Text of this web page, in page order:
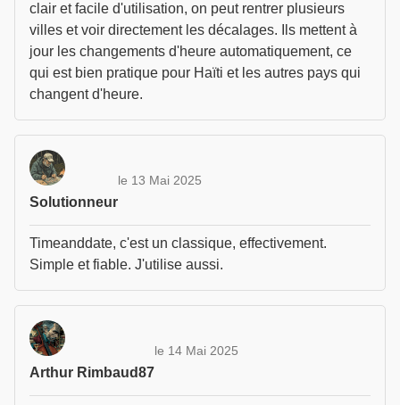
clair et facile d'utilisation, on peut rentrer plusieurs
villes et voir directement les décalages. Ils mettent à
jour les changements d'heure automatiquement, ce
qui est bien pratique pour Haïti et les autres pays qui
changent d'heure.
Solutionneur
le 13 Mai 2025
Timeanddate, c'est un classique, effectivement.
Simple et fiable. J'utilise aussi.
Arthur Rimbaud87
le 14 Mai 2025